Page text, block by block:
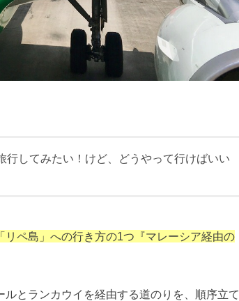
行してみたい！けど、どうやって行けばいい
リペ島」への行き方の1つ『マレーシア経由の
とランカウイを経由する道のりを、順序立て